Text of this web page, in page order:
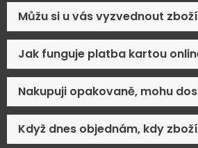
Můžu si u vás vyzvednout
Jak funguje platba kartou
Nakupuji opakovaně, mohu
Když dnes objednám, kdy